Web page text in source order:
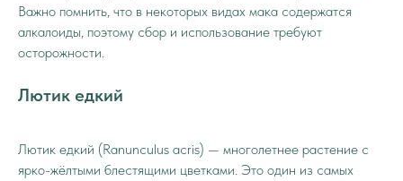
Важно помнить, что в некоторых видах мака содержатся
алкалоиды, поэтому сбор и использование требуют
осторожности.
Лютик едкий
Лютик едкий (Ranunculus acris) — многолетнее растение с
ярко-жёлтыми блестящими цветками. Это один из самых